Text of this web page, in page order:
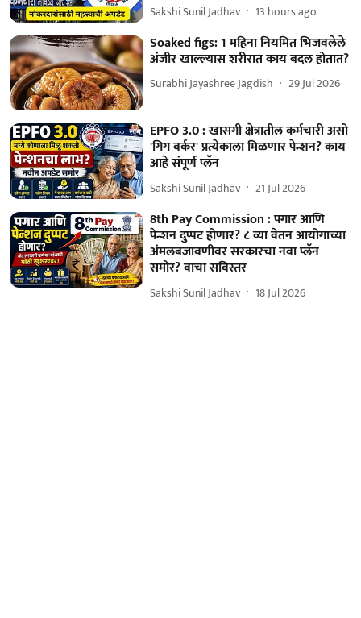
Sakshi Sunil Jadhav 13 hours ago
Soaked figs: 1 महिना नियमित भिजवलेले
अंजीर खाल्ल्यास शरीरात काय बदल होतात?
Surabhi Jayashree Jagdish 29 Jul 2026
EPFO 3.0 : खासगी क्षेत्रातील कर्मचारी असो
'गिग वर्कर' प्रत्येकाला मिळणार पेन्शन? काय
आहे संपूर्ण प्लॅन
Sakshi Sunil Jadhav 21 Jul 2026
8th Pay Commission : पगार आणि
पेन्शन दुप्पट होणार? ८ व्या वेतन आयोगाच्या
अंमलबजावणीवर सरकारचा नवा प्लॅन
समोर? वाचा सविस्तर
Sakshi Sunil Jadhav 18 Jul 2026